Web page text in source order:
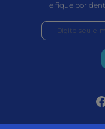
e fique por